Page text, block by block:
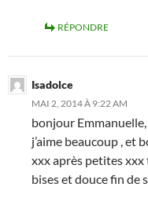
RÉPONDRE
Isadolce
MAI 2, 2014 À 9:22 AM
bonjour
j’aime beaucoup , et
xxx après petites xxx
bises et douce fin de